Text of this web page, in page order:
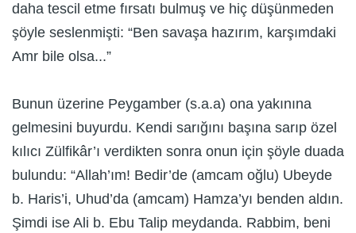
daha tescil etme fırsatı bulmuş ve hiç düşünmeden
şöyle seslenmişti: “Ben savaşa hazırım, karşımdaki
Amr bile olsa...”
Bunun üzerine Peygamber (s.a.a) ona yakınına
gelmesini buyurdu. Kendi sarığını başına sarıp özel
kılıcı Zülfikâr’ı verdikten sonra onun için şöyle duada
bulundu: “Allah’ım! Bedir’de (amcam oğlu) Ubeyde
b. Haris’i, Uhud’da (amcam) Hamza’yı benden aldın.
Şimdi ise Ali b. Ebu Talip meydanda. Rabbim, beni